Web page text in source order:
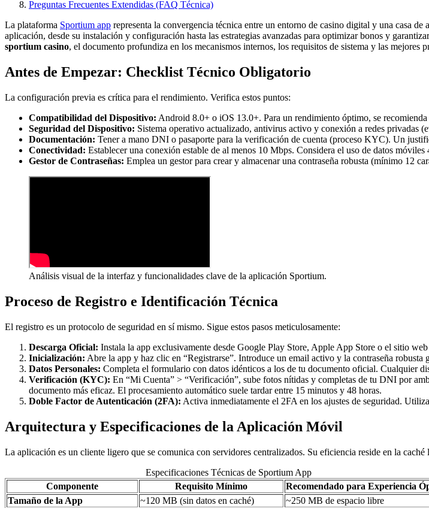
Preguntas Frecuentes Extendidas (FAQ Técnica)
La plataforma Sportium app representa la convergencia técnica entre un entorno de casino digital y una casa
aplicación, desde su instalación y configuración hasta las estrategias avanzadas para optimizar bonos y
sportium casino, el documento profundiza en los mecanismos internos, los requisitos de sistema y las mejores
Antes de Empezar: Checklist Técnico Obligatorio
La configuración previa es crítica para el rendimiento. Verifica estos puntos:
Compatibilidad del Dispositivo: Android 8.0+ o iOS 13.0+. Para un rendimiento óptimo, se
Seguridad del Dispositivo: Sistema operativo actualizado, antivirus activo y conexión a redes privadas
Documentación: Tener a mano DNI o pasaporte para la verificación de cuenta (proceso KYC). Un
Conectividad: Establecer una conexión estable de al menos 10 Mbps. Considera el uso de datos
Gestor de Contraseñas: Emplea un gestor para crear y almacenar una contraseña robusta (mínimo 12
Análisis visual de la interfaz y funcionalidades clave de la aplicación Sportium.
Proceso de Registro e Identificación Técnica
El registro es un protocolo de seguridad en sí mismo. Sigue estos pasos meticulosamente:
Descarga Oficial: Instala la app exclusivamente desde Google Play Store, Apple App Store o el sitio
Inicialización: Abre la app y haz clic en “Registrarse”. Introduce un email activo y la contraseña robusta
Datos Personales: Completa el formulario con datos idénticos a los de tu documento oficial. Cualquier
Verificación (KYC): En “Mi Cuenta” > “Verificación”, sube fotos nítidas y completas de tu DNI por
documento más eficaz. El procesamiento automático suele tardar entre 15 minutos y 48 horas.
Doble Factor de Autenticación (2FA): Activa inmediatamente el 2FA en los ajustes de seguridad.
Arquitectura y Especificaciones de la Aplicación Móvil
La aplicación es un cliente ligero que se comunica con servidores centralizados. Su eficiencia reside en la
Especificaciones Técnicas de Sportium App
Componente
Requisito Mínimo
Recomendado para Experiencia
Tamaño de la App
~120 MB (sin datos en caché)
~250 MB de espacio libre